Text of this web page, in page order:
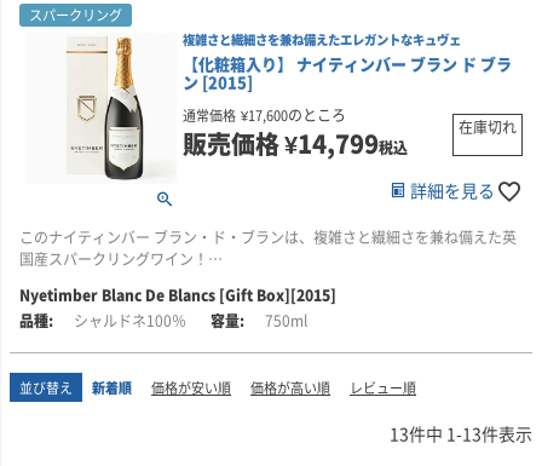
■ヴィラフォンテについて
「南アフリカのプレミアムワインの最高峰」
ヴィラフォンテは、1996年に設立された南アフリカとアメリカの共同プロジ
ェクトによるワイナリーです。
ステレンボッシュ近郊にあるパール地域に広がる敷地のうち、16haがブドウ
畑として利用されています。ワイナリー名は、この地特有の「ヴィラフォン
テ土壌」から名付けられました。この土壌は約75万年以上の歴史を持ち、ワ
インに独特の個性をもたらしています。
ヴィラフォンテは、カベルネソーヴィニヨン主体の「シリーズC」と、マルベ
ックやメルロー主体の「シリーズM」という2種類の赤ワインのみを生産して
おり、どちらも「世界でも限られた割当で流通する希少なプレミアムワイ
ン」です。
カンター誌の「世界のトップ30醸造家」にも選ばれたアメリカ人女性醸造
家、ゼルマ・ロング氏が担当。また、栽培コンサルタントには、オーパス・
ワンで栽培責任者を務めたフィル・フリーズ氏が加わっています。そして、
南アフリカの名門ワイナリー「ワーウィック」の元オーナー、マイク・ラト
最高峰のスパークリングワインを造ることです。ナイティンバーは、イギリ
ス産スパークリングワインの第一人者として、シャルドネ、ピノ・ノワー
ル、ピノ・ムニエの3品種のブドウを自社畑で栽培しています。
ブドウ畑の各区画から収穫されたブドウは、それぞれ優しくプレスされ、個
別のタンクで醸造されます。こうした丁寧な作業のおかげで、毎年春に行わ
れるアッサンブラージユ(ブレンド作業)では、多様なベースワインから最適な
ものを選定することができます。すべてのワインは、厳格で伝統的手法であ
る瓶内二次発酵で造られ、澱とともに長い時間をかけ熟成されます。
2006年に現在のオーナー、エリック・ヘレマがエステートを購入以降、ナイ
ンティンバーは、様々な国際的な賞の受賞し高い評価をうけています。ま
ス王室の重要な式典でも提供され、愛飲されています。
「スパークリングワインメーカー・オブ・ザ・イヤー2018」を受賞していま
スパークリング
複雑さと繊細さを兼ね備えたエレガントなキュヴェ
【化粧箱入り】 ナイティンバー ブラン ド ブラ
ン [2015]
通常価格 ¥17,600のところ
販売価格¥14,799税込
在庫切れ
詳細を見る
このナイティンバー ブラン・ド・ブランは、複雑さと繊細さを兼ね備えた英
国産スパークリングワイン！
澱と共に長期熟成を経て、単一ヴィンテージのシャルドネを純粋に表現した
ブラン・ド・ブランは、1990年代初めにナイティンバーがイギリス産スパー
■生産者のコメント
ャーベット、スイカズラ、焼き立ての菓子やヴァニラのような香りが特徴的
Nyetimber Blanc De Blancs [Gift Box][2015]
シャルドネ100％
750ml
並び替え 新着順 価格が安い順 価格が高い順 レビュー順
13件中 1-13件表示